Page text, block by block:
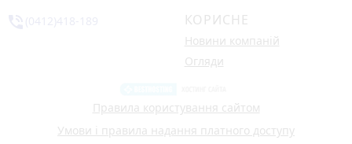
КОРИСНЕ
Новини компаній
Огляди
Правила користування сайтом
Умови і правила надання платного доступу